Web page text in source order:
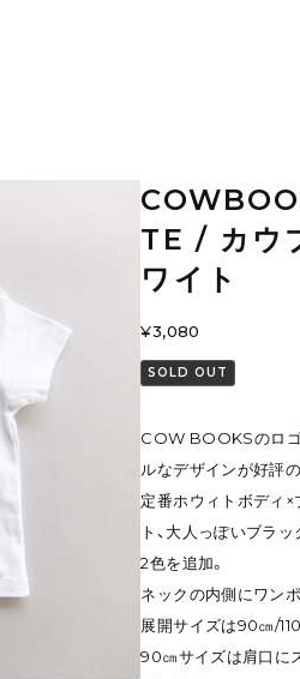
TE / カウ
ワイト
¥3,080
SOLD OUT
COW BOOKSのロゴ
ルなデザインが好評
定番ホウィトボディ×
ト、大人っぽいブラ
2色を追加。
ネックの内側にワン
展開サイズは90㎝/
90㎝サイズは肩口に